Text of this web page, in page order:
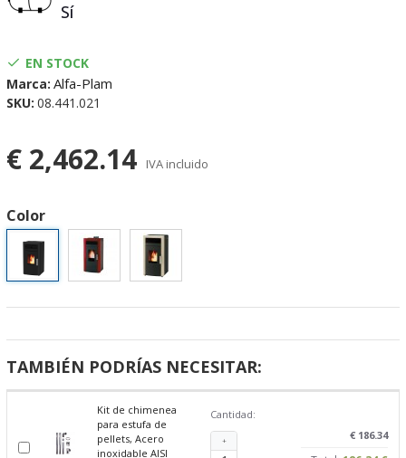
Sí
EN STOCK
Marca: Alfa-Plam
SKU: 08.441.021
€ 2,462.14 IVA incluido
Color
TAMBIÉN PODRÍAS NECESITAR:
Kit de chimenea
para estufa de
pellets, Acero
inoxidable AISI
Cantidad:
+ € 186.34